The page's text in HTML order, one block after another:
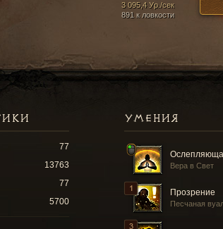
3 095,4 Ур./сек
891 к ловкости
УМЕНИЯ
Вера в Свет
Прозрение
Песчаная
77
13763
77
5700